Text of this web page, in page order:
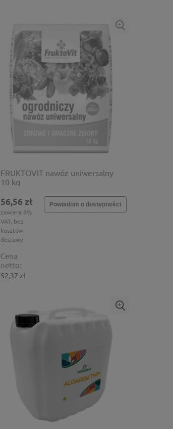
FRUKTOVIT nawóz uniwersalny
10 kg
56,56 zł
zawiera 8%
VAT, bez
kosztów
dostawy
Cena
netto:
52,37 zł
Powiadom o dostępności